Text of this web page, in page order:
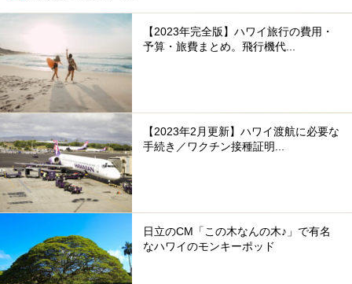
【2023年完全版】ハワイ旅行の費用・
予算・旅費まとめ。飛行機代...
【2023年2月更新】ハワイ渡航に必要な
手続き／ワクチン接種証明...
日立のCM「この木なんの木♪」で有名
なハワイのモンキーポッド